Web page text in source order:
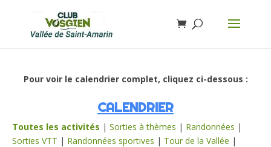
Pour voir le calendrier complet, cliquez ci-dessous :
CALENDRIER
Toutes les activités | Sorties à thèmes | Randonnées |
Sorties VTT | Randonnées sportives | Tour de la Vallée |